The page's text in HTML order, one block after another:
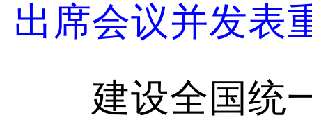
出席会议并发表
建设全国统一